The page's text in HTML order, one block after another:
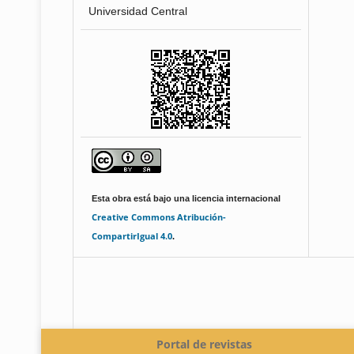
Universidad Central
Esta obra está bajo una licencia internacional
Creative Commons Atribución-
CompartirIgual 4.0.
Portal de revistas